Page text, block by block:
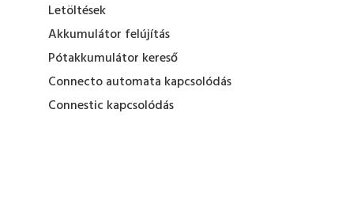
Letöltések
Akkumulátor felújítás
Pótakkumulátor kereső
Connecto automata kapcsolódás
Connestic kapcsolódás